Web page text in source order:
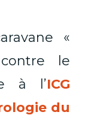
«
le
à l’ICG
du